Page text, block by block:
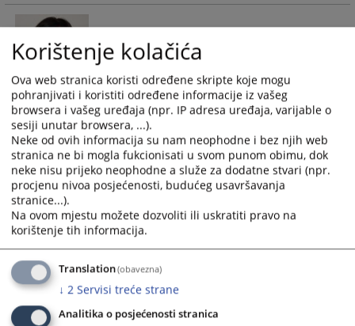
question
mark
key
to
get
the
keyboard
shortcuts
for
changing
dates.
question
mark
key
to
get
the
keyboard
shortcuts
for
changing
dates.
LJEPOSAVA KOVAČ
1.1.1998. - 3.1.2020.
ANICA BANDOV
6.4.2004. - 28.2.2015.
STIPO VIDOVIĆ
od 1998. - 31.12.2006.
Korištenje kolačića
Ova web stranica koristi određene skripte koje mogu
pohranjivati i koristiti određene informacije iz vašeg
browsera i vašeg uređaja (npr. IP adresa uređaja, varijable o
sesiji unutar browsera, ...).
Neke od ovih informacija su nam neophodne i bez njih web
stranica ne bi mogla fukcionisati u svom punom obimu, dok
neke nisu prijeko neophodne a služe za dodatne stvari (npr.
procjenu nivoa posjećenosti, budućeg usavršavanja
stranice...).
Na ovom mjestu možete dozvoliti ili uskratiti pravo na
korištenje tih informacija.
Translation(obavezna)
↓ 2 Servisi treće strane
Analitika o posjećenosti stranica